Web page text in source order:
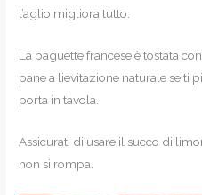
l’aglio migliora tutto.
La baguette francese è tostata
pane a lievitazione naturale se ti
porta in tavola.
Assicurati di usare il succo di
non si rompa.